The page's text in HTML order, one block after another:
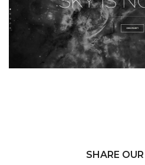
SHARE